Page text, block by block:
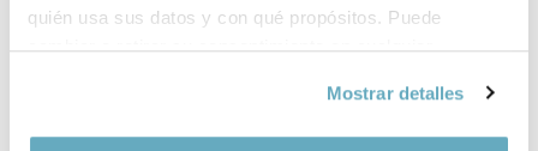
quién usa sus datos y con qué propósitos. Puede
cambiar o retirar su consentimiento en cualquier
Mostrar detalles
140 x 220 mm